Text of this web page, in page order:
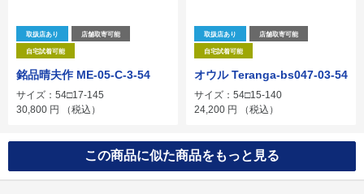
取扱店あり 店舗取寄可能
自宅試着可能
銘品晴夫作 ME-05-C-3-54
サイズ：54□17-145
30,800 円 （税込）
取扱店あり 店舗取寄可能
自宅試着可能
オウル Teranga-bs047-03-54
サイズ：54□15-140
24,200 円 （税込）
この商品に似た商品をもっと見る